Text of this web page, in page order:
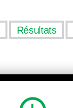
Résultats